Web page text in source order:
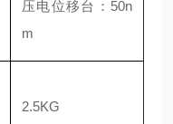
压电位移台：50n
m
2.5KG